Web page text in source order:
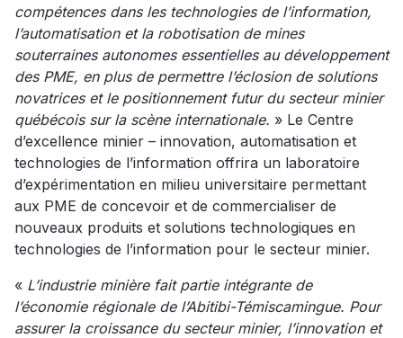
compétences dans les technologies de l’information,
l’automatisation et la robotisation de mines
souterraines autonomes essentielles au développement
des PME, en plus de permettre l’éclosion de solutions
novatrices et le positionnement futur du secteur minier
québécois sur la scène internationale. » Le Centre
d’excellence minier – innovation, automatisation et
technologies de l’information offrira un laboratoire
d’expérimentation en milieu universitaire permettant
aux PME de concevoir et de commercialiser de
nouveaux produits et solutions technologiques en
technologies de l’information pour le secteur minier.
« L’industrie minière fait partie intégrante de
l’économie régionale de l’Abitibi-Témiscamingue. Pour
assurer la croissance du secteur minier, l’innovation et